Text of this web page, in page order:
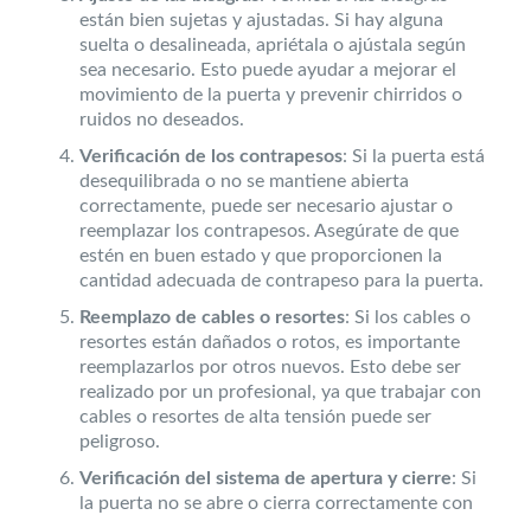
están bien sujetas y ajustadas. Si hay alguna
suelta o desalineada, apriétala o ajústala según
sea necesario. Esto puede ayudar a mejorar el
movimiento de la puerta y prevenir chirridos o
ruidos no deseados.
Verificación de los contrapesos: Si la puerta está
desequilibrada o no se mantiene abierta
correctamente, puede ser necesario ajustar o
reemplazar los contrapesos. Asegúrate de que
estén en buen estado y que proporcionen la
cantidad adecuada de contrapeso para la puerta.
Reemplazo de cables o resortes: Si los cables o
resortes están dañados o rotos, es importante
reemplazarlos por otros nuevos. Esto debe ser
realizado por un profesional, ya que trabajar con
cables o resortes de alta tensión puede ser
peligroso.
Verificación del sistema de apertura y cierre: Si
la puerta no se abre o cierra correctamente con